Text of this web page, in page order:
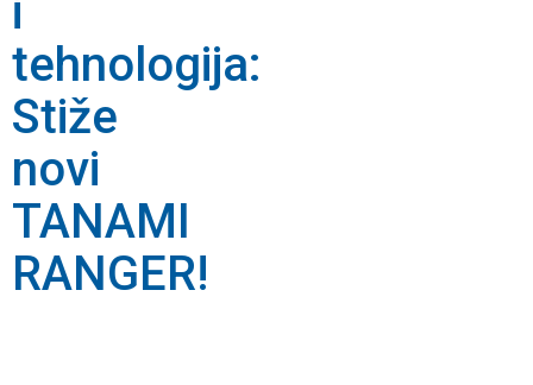
i
tehnologija:
Stiže
novi
TANAMI
RANGER!